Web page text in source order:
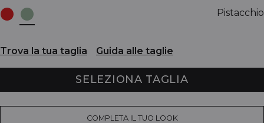
Pistacchio
Trova la tua taglia Guida alle taglie
SELEZIONA TAGLIA
COMPLETA IL TUO LOOK